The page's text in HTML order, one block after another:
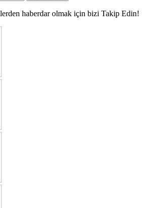
haberdar olmak için bizi Takip Edin!